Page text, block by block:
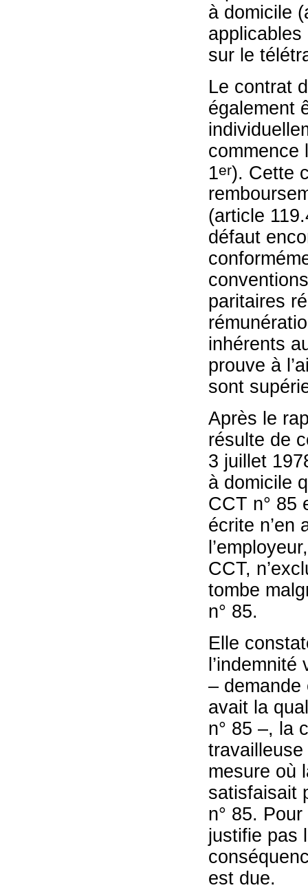
à domicile
applicables
sur le
Le contrat
également
commence
1er). Cette
(article
défaut
paritaires
inhérents
prouve à
sont
Après le
résulte de
3 juillet
à domicile
CCT n° 85
écrite n’en
CCT,
tombe
n° 85.
Elle
– demande
avait la
n° 85 –, la
mesure où
satisfaisait
n° 85.
justifie pas
est due.